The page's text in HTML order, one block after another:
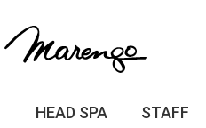
HEAD SPA STAFF